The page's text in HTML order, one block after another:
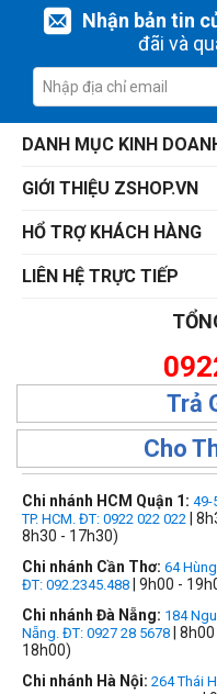
Nhận bản tin
đãi và
DANH MỤC KINH
GIỚI THIỆU ZSHOP.VN
HỔ TRỢ KHÁCH HÀNG
LIÊN HỆ TRỰC TIẾP
Trả
Cho
Chi nhánh HCM Quận 1: 49-
TP. HCM. ĐT: 0922 022 022 |
8h30 - 17h30)
Chi nhánh Cần Thơ: 64
ĐT: 092.2345.488 | 9h00 -
Chi nhánh Đà Nẵng: 184
Nẵng. ĐT: 0927 28 5678 |
18h00)
Chi nhánh Hà Nội: 264 Thái